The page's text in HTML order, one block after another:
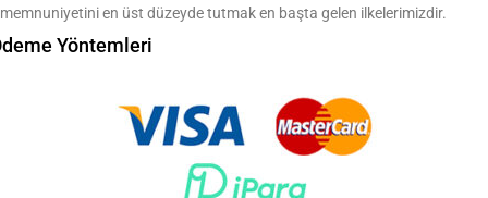
memnuniyetini en üst düzeyde tutmak en başta gelen ilkelerimizdir.
Yöntemleri